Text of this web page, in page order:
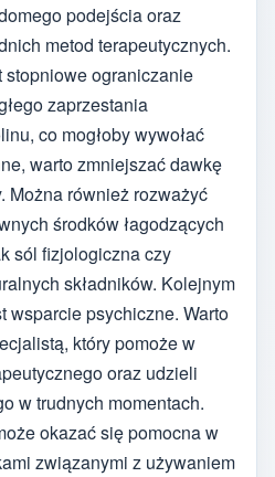
podejścia oraz
metod terapeutycznych.
ograniczanie
zaprzestania
co mogłoby wywołać
warto zmniejszać dawkę
Można również rozważyć
środków łagodzących
sól fizjologiczna czy
składników. Kolejnym
wsparcie psychiczne. Warto
który pomoże w
oraz udzieli
w trudnych momentach.
okazać się pomocna w
związanymi z używaniem